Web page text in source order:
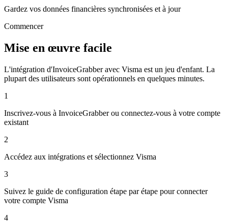
Gardez vos données financières synchronisées et à jour
Commencer
Mise en œuvre facile
L'intégration d'InvoiceGrabber avec Visma est un jeu d'enfant. La
plupart des utilisateurs sont opérationnels en quelques minutes.
1
Inscrivez-vous à InvoiceGrabber ou connectez-vous à votre compte
existant
2
Accédez aux intégrations et sélectionnez Visma
3
Suivez le guide de configuration étape par étape pour connecter
votre compte Visma
4